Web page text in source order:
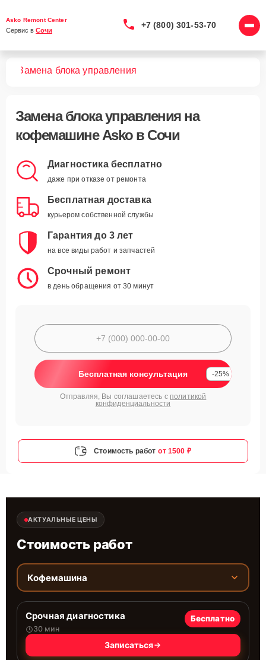
Asko Remont Center
Сервис в Сочи
+7 (800) 301-53-70
Замена блока управления
Замена блока управленияна
кофемашине Asko в Сочи
Диагностика бесплатно
даже при отказе от ремонта
Бесплатная доставка
курьером собственной службы
Гарантия до 3 лет
на все виды работ и запчастей
Срочный ремонт
в день обращения от 30 минут
Бесплатная консультация -25%
Отправляя, Вы соглашаетесь с политикой
конфиденциальности
Стоимость работ от 1500 ₽
АКТУАЛЬНЫЕ ЦЕНЫ
Стоимость работ
Кофемашина
Срочная диагностика
30 мин
Бесплатно
Записаться